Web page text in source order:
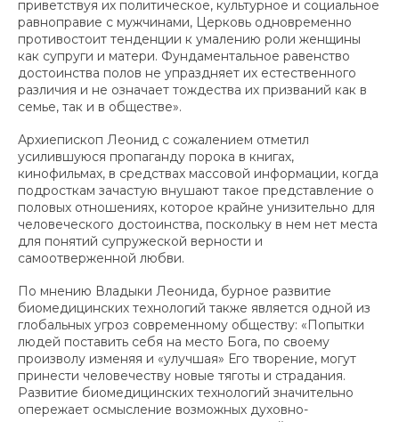
приветствуя их политическое, культурное и социальное
равноправие с мужчинами, Церковь одновременно
противостоит тенденции к умалению роли женщины
как супруги и матери. Фундаментальное равенство
достоинства полов не упраздняет их естественного
различия и не означает тождества их призваний как в
семье, так и в обществе».
Архиепископ Леонид с сожалением отметил
усилившуюся пропаганду порока в книгах,
кинофильмах, в средствах массовой информации, когда
подросткам зачастую внушают такое представление о
половых отношениях, которое крайне унизительно для
человеческого достоинства, поскольку в нем нет места
для понятий супружеской верности и
самоотверженной любви.
По мнению Владыки Леонида, бурное развитие
биомедицинских технологий также является одной из
глобальных угроз современному обществу: «Попытки
людей поставить себя на место Бога, по своему
произволу изменяя и «улучшая» Его творение, могут
принести человечеству новые тяготы и страдания.
Развитие биомедицинских технологий значительно
опережает осмысление возможных духовно-